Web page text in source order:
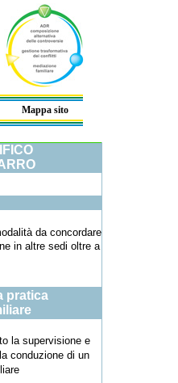
Mappa sito
da concordare
in altre sedi oltre a
pratica
la supervisione e
conduzione di un